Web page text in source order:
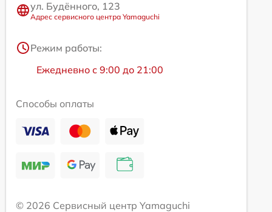
ул. Будённого, 123
Адрес сервисного центра Yamaguchi
Режим работы:
Ежедневно с 9:00 до 21:00
Способы оплаты
© 2026 Сервисный центр Yamaguchi